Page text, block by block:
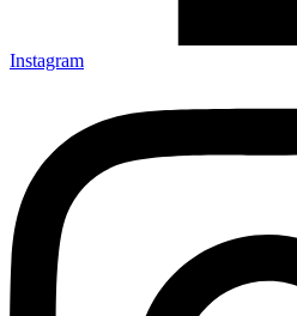
Instagram